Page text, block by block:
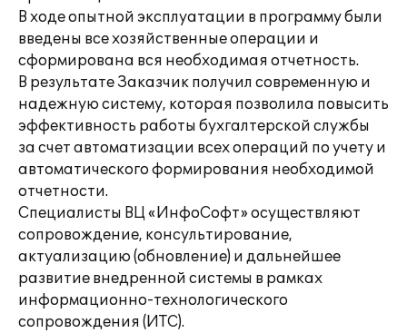
В ходе опытной эксплуатации в программу были
введены все хозяйственные операции и
сформирована вся необходимая отчетность.
В результате Заказчик получил современную и
надежную систему, которая позволила повысить
эффективность работы бухгалтерской службы
за счет автоматизации всех операций по учету и
автоматического формирования необходимой
отчетности.
Специалисты ВЦ «ИнфоСофт» осуществляют
сопровождение, консультирование,
актуализацию (обновление) и дальнейшее
развитие внедренной системы в рамках
информационно-технологического
сопровождения (ИТС).